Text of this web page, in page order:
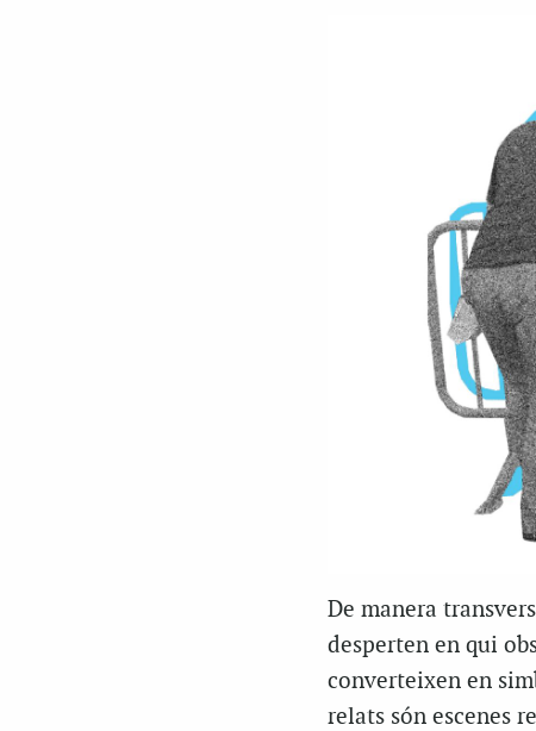
De manera
desperten en qui
converteixen en
relats són escenes